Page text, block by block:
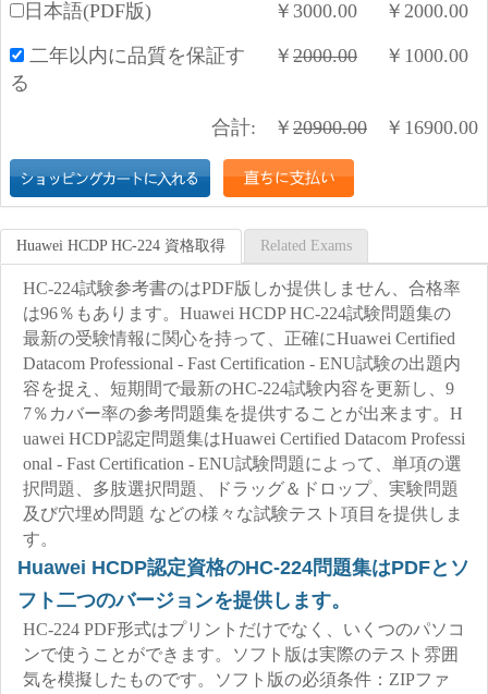
日本語(PDF版) ￥ 3000.00 ￥ 2000.00
二年以内に品質を保証す
る
￥ 2000.00 ￥ 1000.00
合計: ￥ 20900.00 ￥ 16900.00
Huawei HCDP HC-224 資格取得 Related Exams
HC-224試験参考書のはPDF版しか提供しません、合格率
は96％もあります。Huawei HCDP HC-224試験問題集の
最新の受験情報に関心を持って、正確にHuawei Certified
Datacom Professional - Fast Certification - ENU試験の出題内
容を捉え、短期間で最新のHC-224試験内容を更新し、9
7％カバー率の参考問題集を提供することが出来ます。H
uawei HCDP認定問題集はHuawei Certified Datacom Professi
onal - Fast Certification - ENU試験問題によって、単項の選
択問題、多肢選択問題、ドラッグ＆ドロップ、実験問題
及び穴埋め問題 などの様々な試験テスト項目を提供しま
す。
Huawei HCDP認定資格のHC-224問題集はPDFとソ
フト二つのバージョンを提供します。
HC-224 PDF形式はプリントだけでなく、いくつのパソコ
ンで使うことができます。ソフト版は実際のテスト雰囲
気を模擬したものです。ソフト版の必須条件：ZIPファ